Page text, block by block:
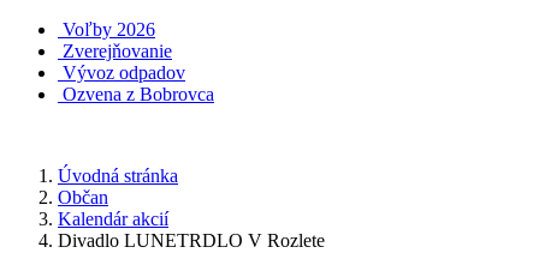
Voľby 2026
Zverejňovanie
Vývoz odpadov
Ozvena z Bobrovca
Úvodná stránka
Občan
Kalendár akcií
Divadlo LUNETRDLO V Rozlete